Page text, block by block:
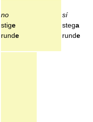
no
stige
runde
sí
stega
runde